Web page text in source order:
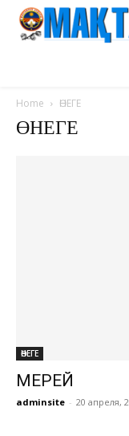
Home ӨНЕГЕ
ӨНЕГЕ
ӨНЕГЕ
МЕРЕЙ
adminsite - 20 апреля,